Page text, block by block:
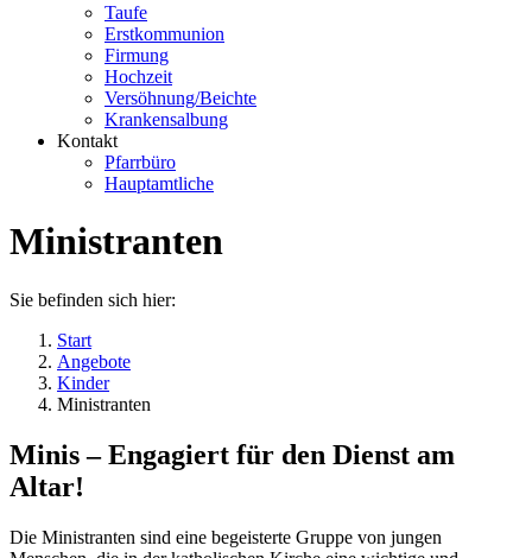
Taufe
Erstkommunion
Firmung
Hochzeit
Versöhnung/Beichte
Krankensalbung
Kontakt
Pfarrbüro
Hauptamtliche
Ministranten
Sie befinden sich hier:
Start
Angebote
Kinder
Ministranten
Minis – Engagiert für den Dienst am
Altar!
Die Ministranten sind eine begeisterte Gruppe von jungen